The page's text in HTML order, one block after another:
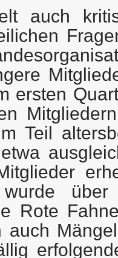
auch
ersten
Teil
Rote
auch